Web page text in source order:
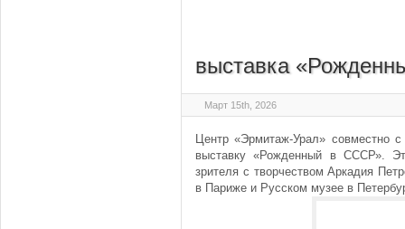
выставка
Март 15th, 2026
Центр «Эрмитаж-Урал» совместно
выставку «Рожденный в СССР».
зрителя с творчеством Аркадия
в Париже и Русском музее в